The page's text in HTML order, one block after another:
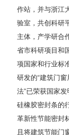
作站，并与浙江
验室，共创科研
主体，产学研合
省市科研项目和
项国家和行业标
研发的“建筑门
法”已荣获国家
硅橡胶密封条的
革新性节能密封
且将建筑节能门